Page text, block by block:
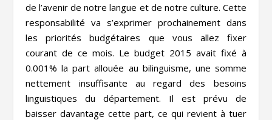
de l’avenir de notre langue et de notre culture. Cette
responsabilité va s’exprimer prochainement dans
les priorités budgétaires que vous allez fixer
courant de ce mois. Le budget 2015 avait fixé à
0.001% la part allouée au bilinguisme, une somme
nettement insuffisante au regard des besoins
linguistiques du département. Il est prévu de
baisser davantage cette part, ce qui revient à tuer